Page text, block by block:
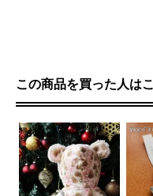
この商品を買った人は